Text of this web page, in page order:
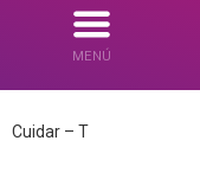
MENÚ
Cuidar – T